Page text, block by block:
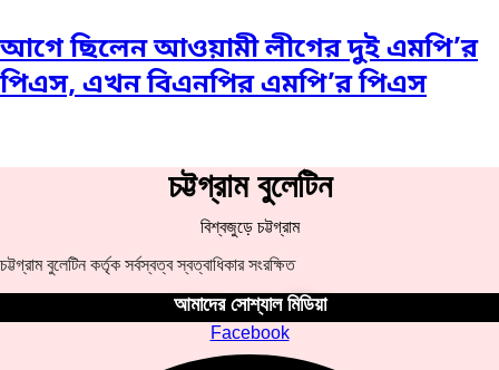
আগে ছিলেন আওয়ামী লীগের দুই এমপি’র
পিএস, এখন বিএনপির এমপি’র পিএস
চট্টগ্রাম বুলেটিন
বিশ্বজুড়ে চট্টগ্রাম
চট্টগ্রাম বুলেটিন কর্তৃক সর্বস্বত্ব স্বত্বাধিকার সংরক্ষিত
আমাদের সোশ্যাল মিডিয়া
Facebook